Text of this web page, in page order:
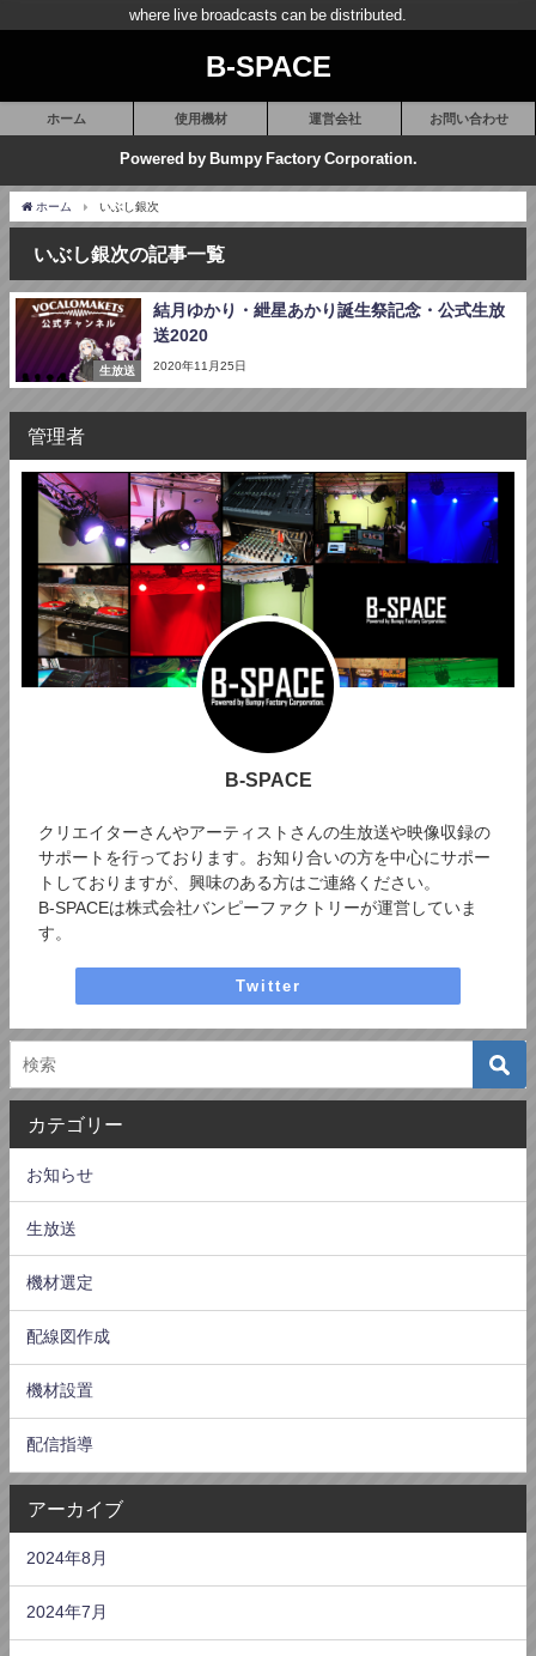
where live broadcasts can be distributed.
B-SPACE
ホーム 使用機材 運営会社 お問い合わせ
Powered by Bumpy Factory Corporation.
ホーム いぶし銀次
いぶし銀次の記事一覧
生放送
結月ゆかり・紲星あかり誕生祭記念・公式生放
送2020
2020年11月25日
管理者
B-SPACE
クリエイターさんやアーティストさんの生放送や映像収録の
サポートを行っております。お知り合いの方を中心にサポー
トしておりますが、興味のある方はご連絡ください。
B-SPACEは株式会社バンピーファクトリーが運営していま
す。
Twitter
カテゴリー
お知らせ
生放送
機材選定
配線図作成
機材設置
配信指導
アーカイブ
2024年8月
2024年7月